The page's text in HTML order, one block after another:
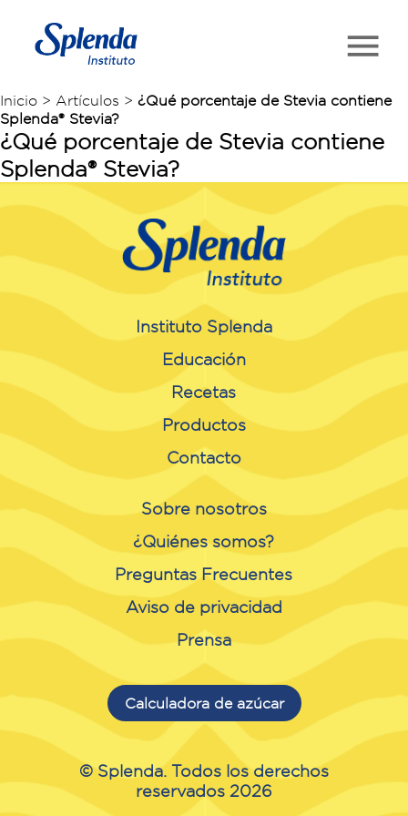
Inicio > Artículos > ¿Qué porcentaje de Stevia contiene
Splenda® Stevia?
¿Qué porcentaje de Stevia contiene
Splenda® Stevia?
Instituto Splenda
Educación
Recetas
Productos
Contacto
Sobre nosotros
¿Quiénes somos?
Preguntas Frecuentes
Aviso de privacidad
Prensa
Calculadora de azúcar
© Splenda. Todos los derechos
reservados 2026